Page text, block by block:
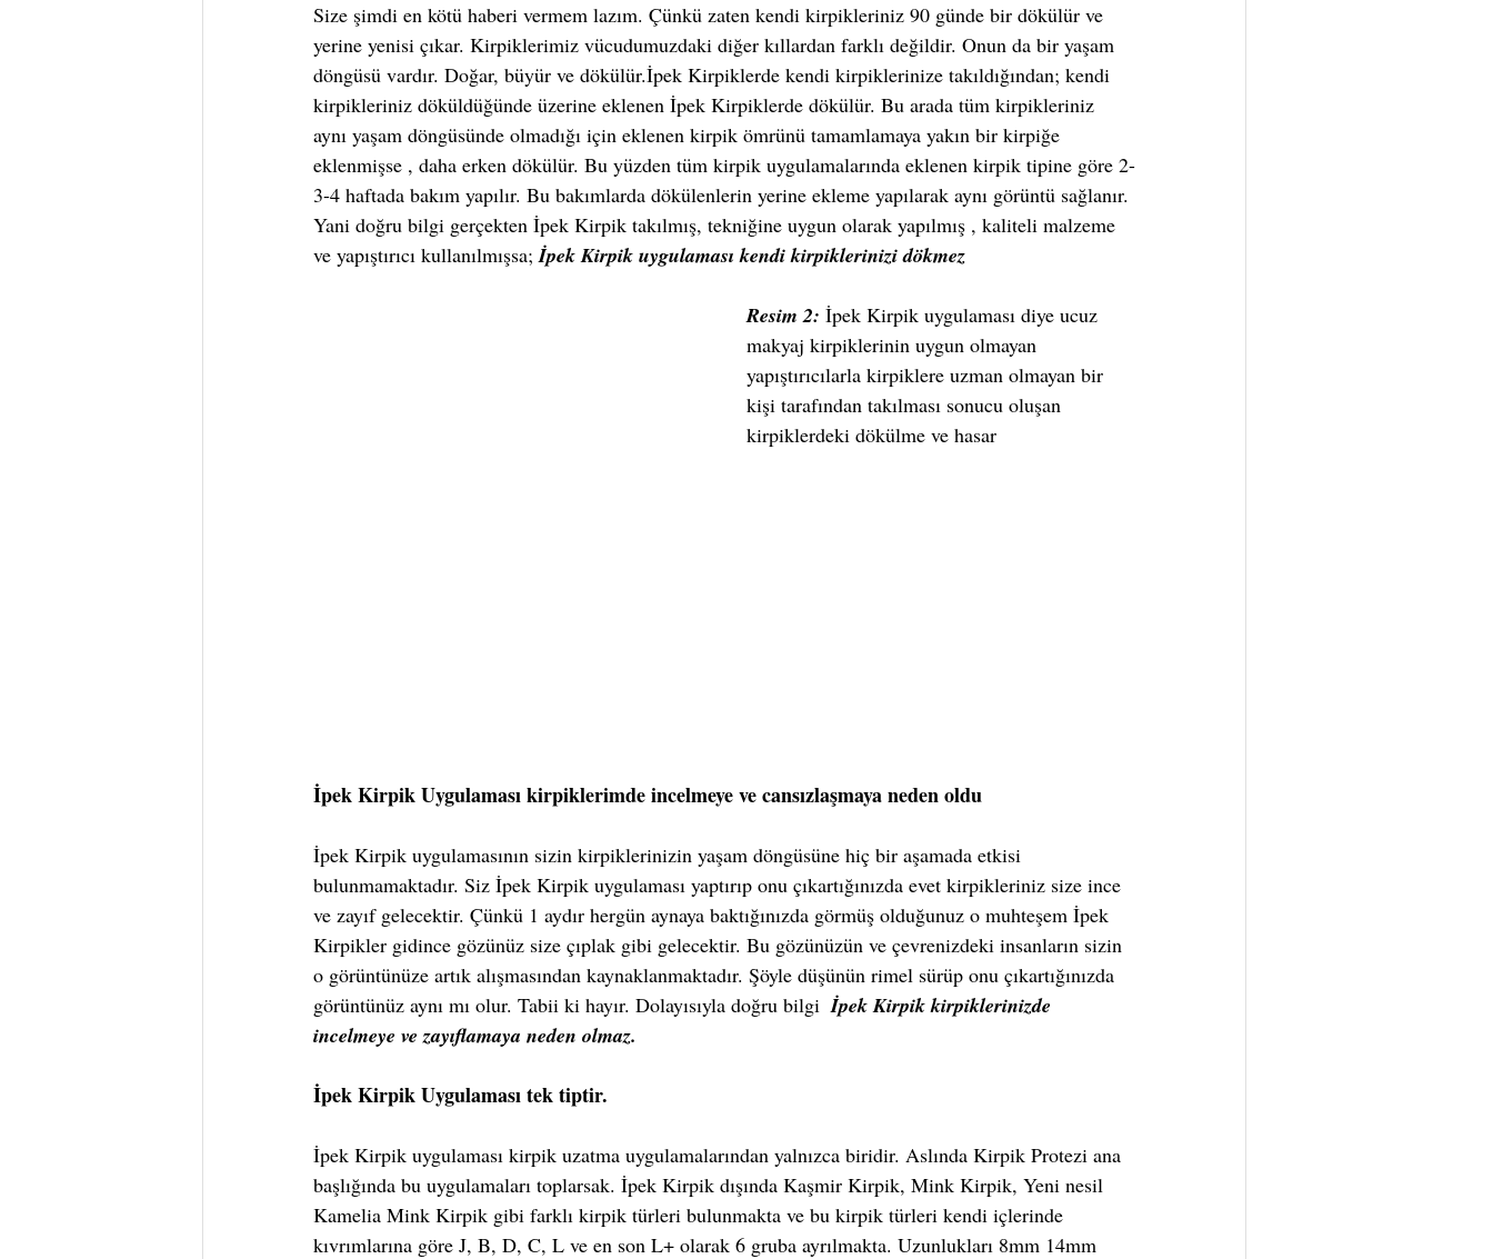
Size şimdi en kötü haberi vermem lazım. Çünkü zaten kendi kirpikleriniz 90 günde bir dökülür ve
yerine yenisi çıkar. Kirpiklerimiz vücudumuzdaki diğer kıllardan farklı değildir. Onun da bir yaşam
döngüsü vardır. Doğar, büyür ve dökülür.İpek Kirpiklerde kendi kirpiklerinize takıldığından; kendi
kirpikleriniz döküldüğünde üzerine eklenen İpek Kirpiklerde dökülür. Bu arada tüm kirpikleriniz
aynı yaşam döngüsünde olmadığı için eklenen kirpik ömrünü tamamlamaya yakın bir kirpiğe
eklenmişse , daha erken dökülür. Bu yüzden tüm kirpik uygulamalarında eklenen kirpik tipine göre 2-
3-4 haftada bakım yapılır. Bu bakımlarda dökülenlerin yerine ekleme yapılarak aynı görüntü sağlanır.
Yani doğru bilgi gerçekten İpek Kirpik takılmış, tekniğine uygun olarak yapılmış , kaliteli malzeme
ve yapıştırıcı kullanılmışsa; İpek Kirpik uygulaması kendi kirpiklerinizi dökmez
Resim 2: İpek Kirpik uygulaması diye ucuz
makyaj kirpiklerinin uygun olmayan
yapıştırıcılarla kirpiklere uzman olmayan bir
kişi tarafından takılması sonucu oluşan
kirpiklerdeki dökülme ve hasar
İpek Kirpik Uygulaması kirpiklerimde incelmeye ve cansızlaşmaya neden oldu
İpek Kirpik uygulamasının sizin kirpiklerinizin yaşam döngüsüne hiç bir aşamada etkisi
bulunmamaktadır. Siz İpek Kirpik uygulaması yaptırıp onu çıkartığınızda evet kirpikleriniz size ince
ve zayıf gelecektir. Çünkü 1 aydır hergün aynaya baktığınızda görmüş olduğunuz o muhteşem İpek
Kirpikler gidince gözünüz size çıplak gibi gelecektir. Bu gözünüzün ve çevrenizdeki insanların sizin
o görüntünüze artık alışmasından kaynaklanmaktadır. Şöyle düşünün rimel sürüp onu çıkartığınızda
görüntünüz aynı mı olur. Tabii ki hayır. Dolayısıyla doğru bilgi İpek Kirpik kirpiklerinizde
incelmeye ve zayıflamaya neden olmaz.
İpek Kirpik Uygulaması tek tiptir.
İpek Kirpik uygulaması kirpik uzatma uygulamalarından yalnızca biridir. Aslında Kirpik Protezi ana
başlığında bu uygulamaları toplarsak. İpek Kirpik dışında Kaşmir Kirpik, Mink Kirpik, Yeni nesil
Kamelia Mink Kirpik gibi farklı kirpik türleri bulunmakta ve bu kirpik türleri kendi içlerinde
kıvrımlarına göre J, B, D, C, L ve en son L+ olarak 6 gruba ayrılmakta. Uzunlukları 8mm 14mm